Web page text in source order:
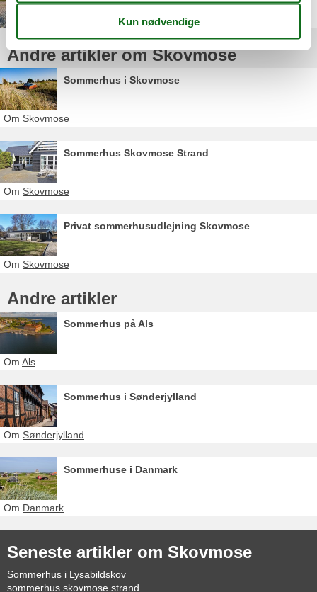
Lysabildskov
Andre artikler om Skovmose
Sommerhus i Skovmose
Om Skovmose
Sommerhus Skovmose Strand
Om Skovmose
Privat sommerhusudlejning Skovmose
Om Skovmose
Andre artikler
Sommerhus på Als
Om Als
Sommerhus i Sønderjylland
Om Sønderjylland
Sommerhuse i Danmark
Om Danmark
Seneste artikler om Skovmose
Sommerhus i Lysabildskov
sommerhus skovmose strand